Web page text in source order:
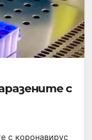
с
с коронавирус